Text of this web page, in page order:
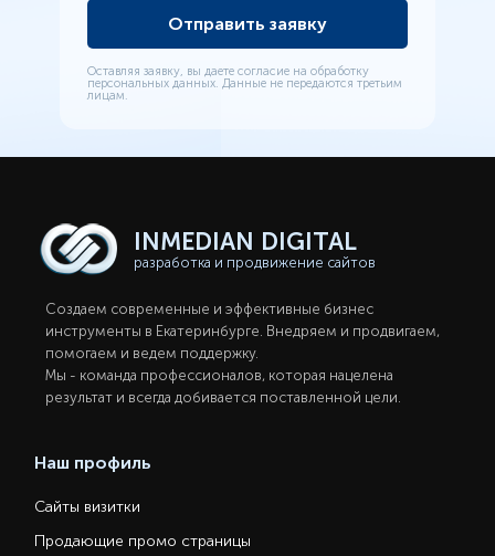
Оставляя заявку, вы даете согласие на обработку
персональных данных. Данные не передаются третьим
лицам.
INMEDIAN DIGITAL
разработка и продвижение сайтов
Создаем современные и эффективные бизнес
инструменты в Екатеринбургe. Внедряем и продвигаем,
помогаем и ведем поддержку.
Мы - команда профессионалов, которая нацелена
результат и всегда добивается поставленной цели.
Наш профиль
Сайты визитки
Продающие промо страницы